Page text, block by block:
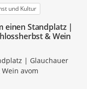
und Kultur
einen Standplatz |
& Wein
| Glauchauer
avom